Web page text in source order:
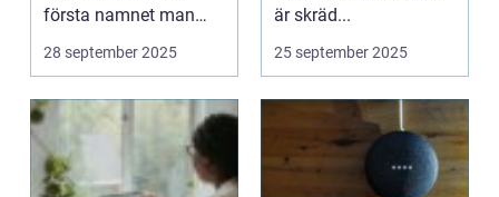
första namnet man
f&ou...
28 september 2025
är skräd...
25 september 2025